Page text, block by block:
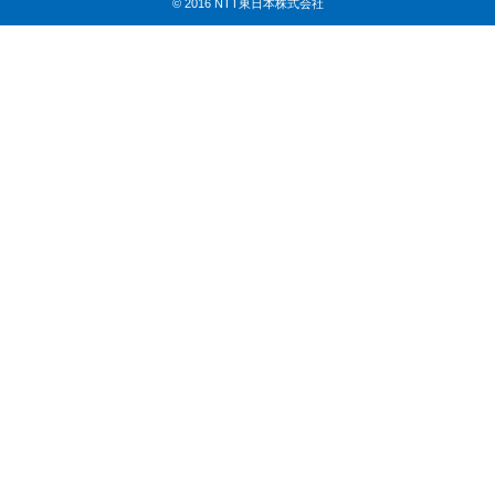
© 2016 NTT東日本株式会社